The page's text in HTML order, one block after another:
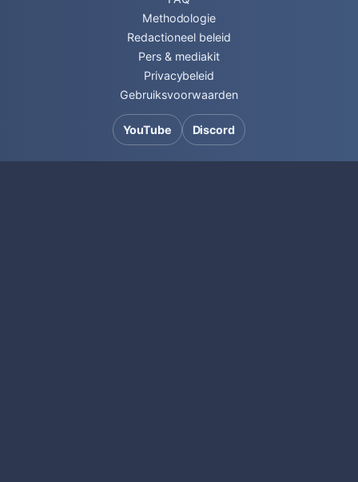
Methodologie
Redactioneel beleid
Pers & mediakit
Privacybeleid
Gebruiksvoorwaarden
YouTube Discord